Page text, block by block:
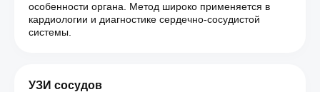
особенности органа. Метод широко применяется в
кардиологии и диагностике сердечно-сосудистой
системы.
УЗИ сосудов